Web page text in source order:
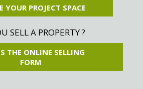
YOUR PROJECT SPACE
SELL A PROPERTY ?
THE ONLINE SELLING
FORM